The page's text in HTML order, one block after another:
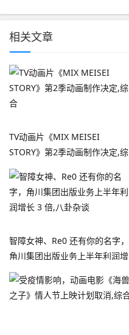
相关文章
TV动画片《MIX MEISEI
STORY》第2季动画制作决定,综
合
智障女神、Re0 还有你的名字，
角川集团出版业务上半年利润增
长 3 倍,八卦杂谈